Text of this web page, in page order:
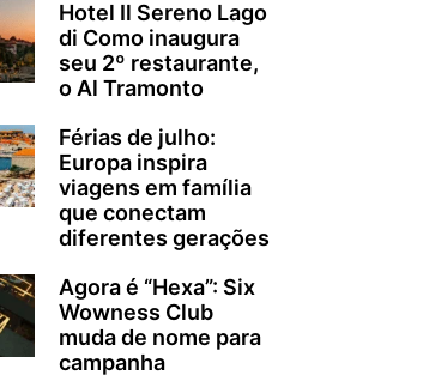
Hotel Il Sereno Lago
di Como inaugura
seu 2º restaurante,
o Al Tramonto
Férias de julho:
Europa inspira
viagens em família
que conectam
diferentes gerações
Agora é “Hexa”: Six
Wowness Club
muda de nome para
campanha